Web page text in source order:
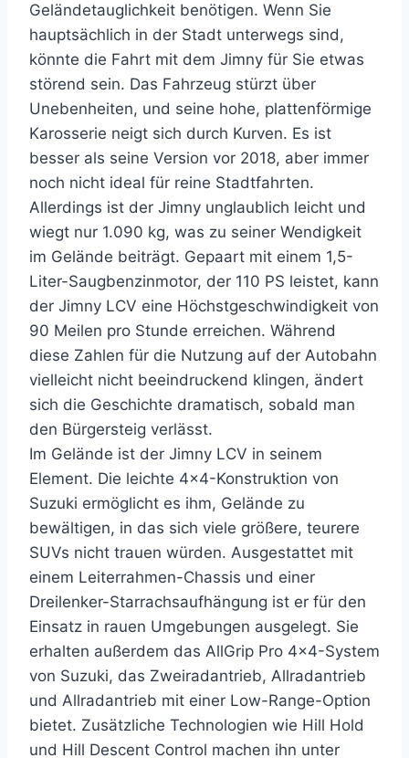
Geländetauglichkeit benötigen. Wenn Sie
hauptsächlich in der Stadt unterwegs sind,
könnte die Fahrt mit dem Jimny für Sie etwas
störend sein. Das Fahrzeug stürzt über
Unebenheiten, und seine hohe, plattenförmige
Karosserie neigt sich durch Kurven. Es ist
besser als seine Version vor 2018, aber immer
noch nicht ideal für reine Stadtfahrten.
Allerdings ist der Jimny unglaublich leicht und
wiegt nur 1.090 kg, was zu seiner Wendigkeit
im Gelände beiträgt. Gepaart mit einem 1,5-
Liter-Saugbenzinmotor, der 110 PS leistet, kann
der Jimny LCV eine Höchstgeschwindigkeit von
90 Meilen pro Stunde erreichen. Während
diese Zahlen für die Nutzung auf der Autobahn
vielleicht nicht beeindruckend klingen, ändert
sich die Geschichte dramatisch, sobald man
den Bürgersteig verlässt.
Im Gelände ist der Jimny LCV in seinem
Element. Die leichte 4×4-Konstruktion von
Suzuki ermöglicht es ihm, Gelände zu
bewältigen, in das sich viele größere, teurere
SUVs nicht trauen würden. Ausgestattet mit
einem Leiterrahmen-Chassis und einer
Dreilenker-Starrachsaufhängung ist er für den
Einsatz in rauen Umgebungen ausgelegt. Sie
erhalten außerdem das AllGrip Pro 4×4-System
von Suzuki, das Zweiradantrieb, Allradantrieb
und Allradantrieb mit einer Low-Range-Option
bietet. Zusätzliche Technologien wie Hill Hold
und Hill Descent Control machen ihn unter